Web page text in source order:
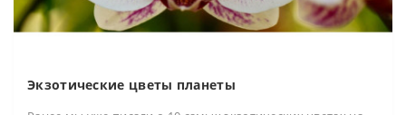
Экзотические цветы планеты